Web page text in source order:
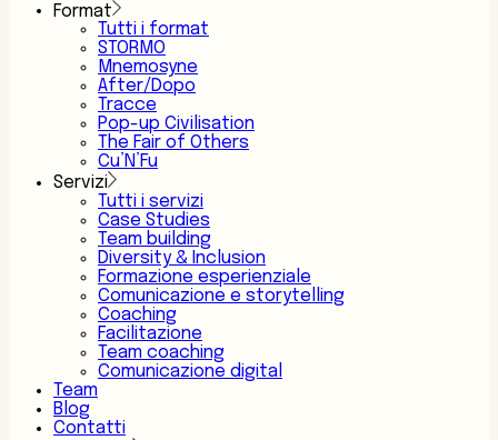
Format
Tutti i format
STORMO
Mnemosyne
After/Dopo
Tracce
Pop-up Civilisation
The Fair of Others
Cu’N’Fu
Servizi
Tutti i servizi
Case Studies
Team building
Diversity & Inclusion
Formazione esperienziale
Comunicazione e storytelling
Coaching
Facilitazione
Team coaching
Comunicazione digital
Team
Blog
Contatti